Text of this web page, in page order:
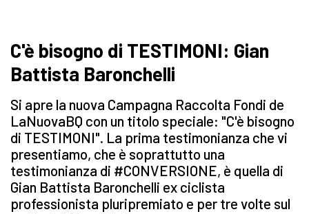
C'è bisogno di TESTIMONI: Gian
Battista Baronchelli
Si apre la nuova Campagna Raccolta Fondi de
LaNuovaBQ con un titolo speciale: "C'è bisogno
di TESTIMONI". La prima testimonianza che vi
presentiamo, che è soprattutto una
testimonianza di #CONVERSIONE, è quella di
Gian Battista Baronchelli ex ciclista
professionista pluripremiato e per tre volte sul